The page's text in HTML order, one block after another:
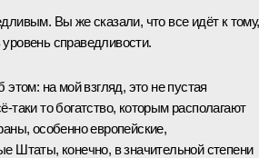
Вы же сказали, что все идёт к тому,
справедливости.
этом: на мой взгляд, это не пустая
таки то богатство, которым располагают
особенно европейские,
Штаты, конечно, в значительной степени